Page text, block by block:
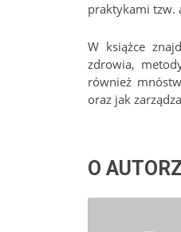
praktykami tzw.
W książce
zdrowia,
również
oraz jak
O